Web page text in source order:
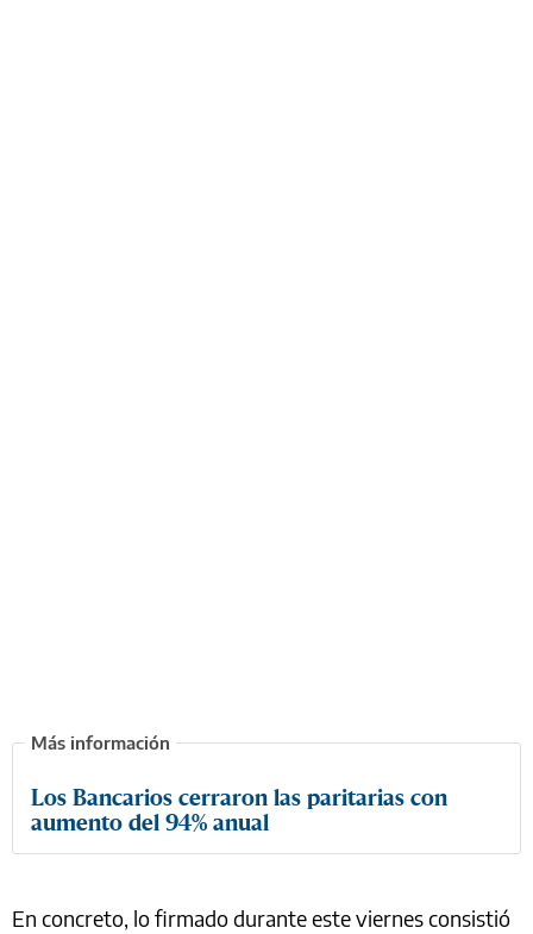
Los Bancarios cerraron las paritarias con
aumento del 94% anual
En concreto, lo firmado durante este viernes consistió